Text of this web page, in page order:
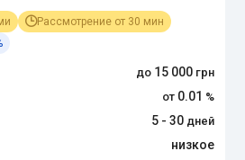
Рассмотрение от 30 мин
15 000
0.01
5 - 30
низкое